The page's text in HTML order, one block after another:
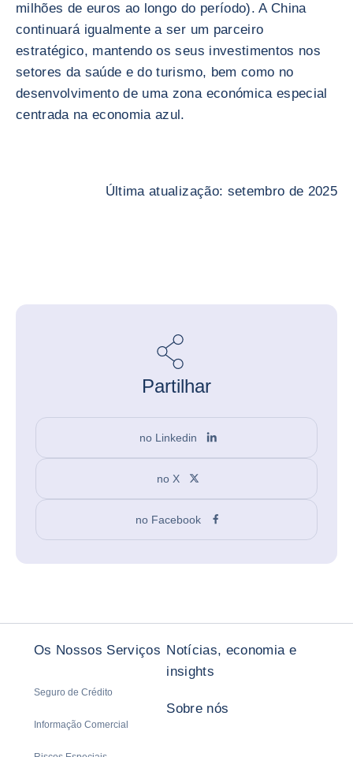
milhões de euros ao longo do período). A China
continuará igualmente a ser um parceiro
estratégico, mantendo os seus investimentos nos
setores da saúde e do turismo, bem como no
desenvolvimento de uma zona económica especial
centrada na economia azul.
Última atualização: setembro de 2025
Partilhar
no Linkedin
no X
no Facebook
Os Nossos Serviços
Seguro de Crédito
Informação Comercial
Notícias, economia e
insights
Sobre nós